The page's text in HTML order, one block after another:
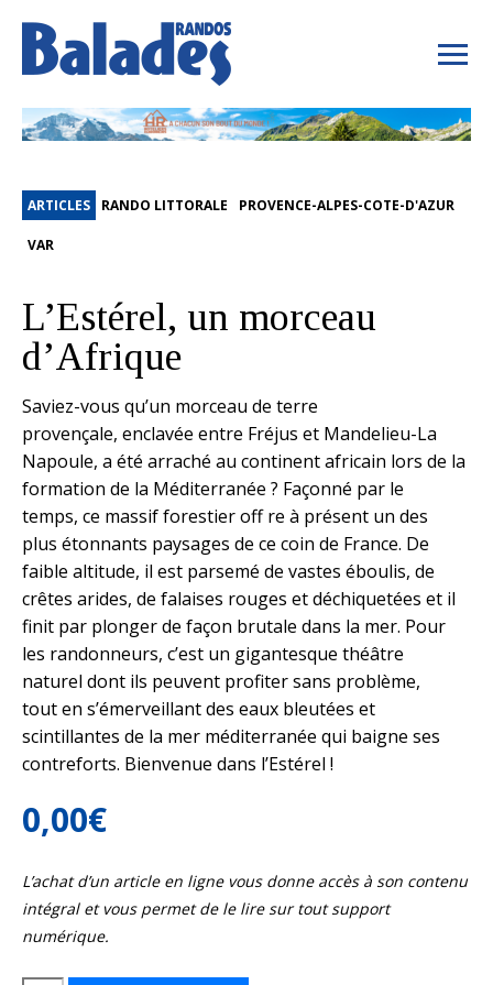
ARTICLES RANDO LITTORALE PROVENCE-ALPES-COTE-D'AZUR
VAR
L’Estérel, un morceau
d’Afrique
Saviez-vous qu’un morceau de terre
provençale, enclavée entre Fréjus et Mandelieu-La
Napoule, a été arraché au continent africain lors de la
formation de la Méditerranée ? Façonné par le
temps, ce massif forestier off re à présent un des
plus étonnants paysages de ce coin de France. De
faible altitude, il est parsemé de vastes éboulis, de
crêtes arides, de falaises rouges et déchiquetées et il
finit par plonger de façon brutale dans la mer. Pour
les randonneurs, c’est un gigantesque théâtre
naturel dont ils peuvent profiter sans problème,
tout en s’émerveillant des eaux bleutées et
scintillantes de la mer méditerranée qui baigne ses
contreforts. Bienvenue dans l’Estérel !
0,00€
L’achat d’un article en ligne vous donne accès à son contenu
intégral et vous permet de le lire sur tout support
numérique.
quantité